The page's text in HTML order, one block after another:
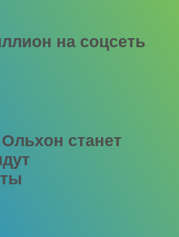
на соцсеть
станет